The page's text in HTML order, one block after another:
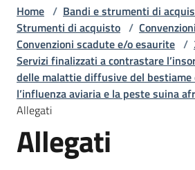
telematici
L'Agenzia
Bandi
e
strumenti
Home / Bandi e strumenti di
Strumenti di acquisto / Convenzioni
Convenzioni scadute e/o esaurite /
Servizi finalizzati a contrastare
delle malattie diffusive del bestiame
l’influenza aviaria e la peste suina
Allegati
Allegati